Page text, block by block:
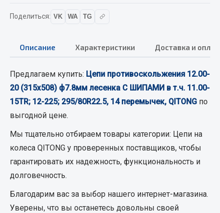
Показать ещё
Соединительные элементы
Camozzi
Адаптеры и переходники
Тройники
Трубки, муфты, гайки
Угольники
Фитинги
Штуцеры
Весь раздел
Поделиться: VK WA TG
Описание Характеристики Доставка и
Предлагаем купить: Цепи противоскольжения 12.00-
20 (315х508) ф7.8мм лесенка С ШИПАМИ в т.ч. 11.00-
15TR; 12-225; 295/80R22.5, 14 перемычек, QITONG по
выгодной цене.
Мы тщательно отбираем товары категории: Цепи на
колеса QITONG у проверенных поставщиков, чтобы
гарантировать их надежность, функциональность и
долговечность.
Благодарим вас за выбор нашего интернет-магазина.
Уверены, что вы останетесь довольны своей